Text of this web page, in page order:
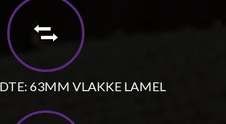
63MM VLAKKE LAMEL